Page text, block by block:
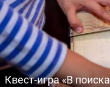
Квест-игра «В